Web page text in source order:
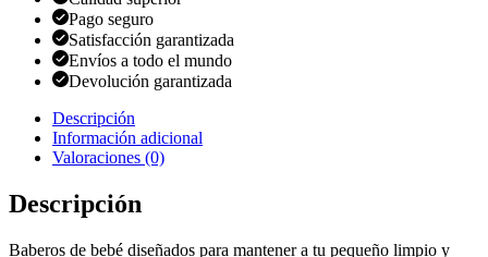
Pago seguro
Satisfacción garantizada
Envíos a todo el mundo
Devolución garantizada
Descripción
Información adicional
Valoraciones (0)
Descripción
Baberos de bebé diseñados para mantener a tu pequeño limpio y